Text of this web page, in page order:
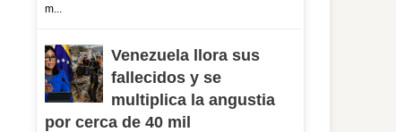
m...
Venezuela llora sus
fallecidos y se
multiplica la angustia
por cerca de 40 mil